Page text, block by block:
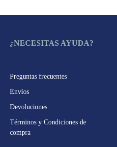
¿NECESITAS AYUDA?
Preguntas frecuentes
Envíos
Devoluciones
Términos y Condiciones de
compra